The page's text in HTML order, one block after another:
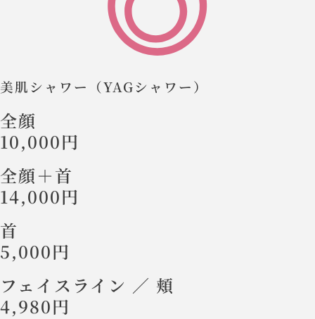
美肌シャワー（YAGシャワー）
全顔
10,000円
全顔＋首
14,000円
首
5,000円
フェイスライン ／ 頬
4,980円